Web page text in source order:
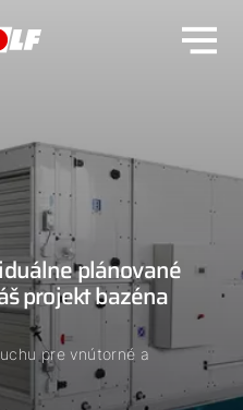
plánované
projekt bazéna
pre vnútorné a